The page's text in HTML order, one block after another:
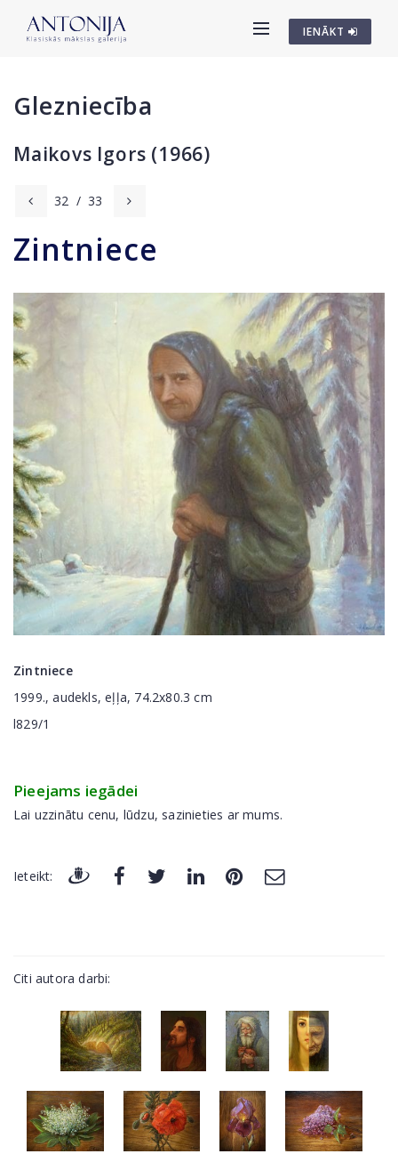
IENĀKT
Glezniecība
Maikovs Igors (1966)
32 / 33
Zintniece
Zintniece
1999., audekls, eļļa, 74.2x80.3 cm
l829/1
Pieejams iegādei
Lai uzzinātu cenu, lūdzu, sazinieties ar mums.
Ieteikt:
Citi autora darbi: